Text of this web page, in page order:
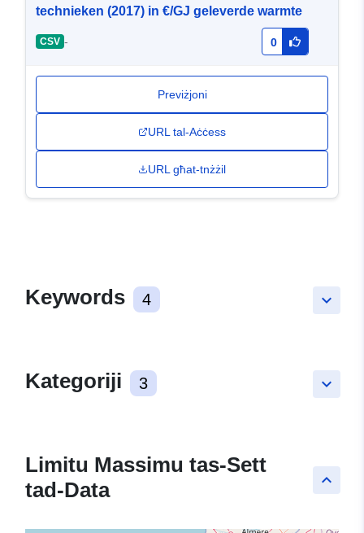
technieken (2017) in €/GJ geleverde warmte
CSV - 0
Previżjoni
URL tal-Aċċess
URL għat-tnżżil
keyboard_arrow_down
Keywords 4
keyboard_arrow_down
Kategoriji 3
keyboard_arrow_up
Limitu Massimu tas-Sett
tad-Data